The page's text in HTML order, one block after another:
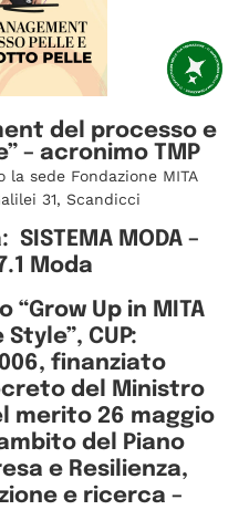
del processo e
– acronimo TMP
la sede Fondazione MITA
31, Scandicci
MODA –
Moda
Up in MITA
CUP:
finanziato
del Ministro
merito 26 maggio
del Piano
e Resilienza,
e ricerca –